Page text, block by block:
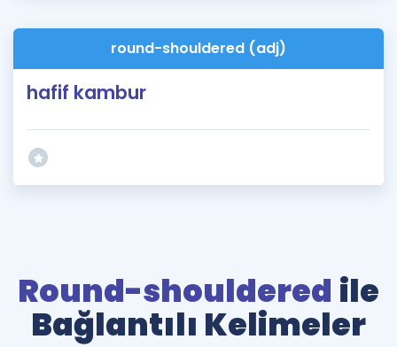
round-shouldered (adj)
hafif kambur
Round-shouldered ile
Bağlantılı Kelimeler